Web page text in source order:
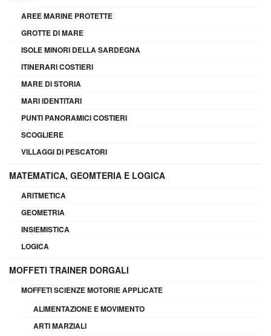
AREE MARINE PROTETTE
GROTTE DI MARE
ISOLE MINORI DELLA SARDEGNA
ITINERARI COSTIERI
MARE DI STORIA
MARI IDENTITARI
PUNTI PANORAMICI COSTIERI
SCOGLIERE
VILLAGGI DI PESCATORI
MATEMATICA, GEOMTERIA E LOGICA
ARITMETICA
GEOMETRIA
INSIEMISTICA
LOGICA
MOFFETI TRAINER DORGALI
MOFFETI SCIENZE MOTORIE APPLICATE
ALIMENTAZIONE E MOVIMENTO
ARTI MARZIALI